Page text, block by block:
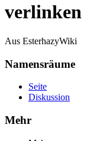
verlinken
Aus EsterhazyWiki
Namensräume
Seite
Diskussion
Mehr